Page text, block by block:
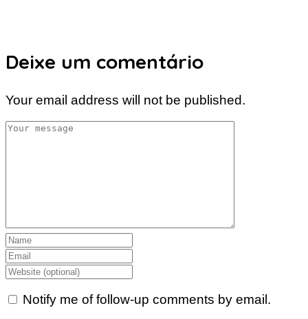
Deixe um comentário
Your email address will not be published.
Notify me of follow-up comments by email.